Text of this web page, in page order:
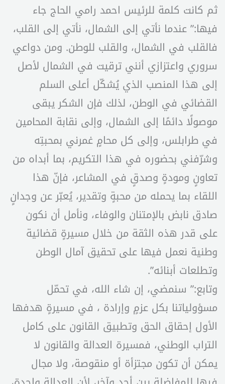
ثم كانت كلمة للرئيس احمد رامي الحاج جاء
فيها:” عندما نأتي إلى الشمال، نأتي إلى القلب،
فالقلب في الشمال، والقلب للوطن. ومن دواعي
سروري واعتزازي أنني ترقيت في الشمال لأصل
إلى هذا المنصب الذي يُشكّل أعلى السلم
القضائي في الوطن، لذلك فإن الشكر يبقى
موصولًا دائمًا إلى الشمال، وإلى نقابة المحامين
في طرابلس، وإلى كل محامٍ غمرني بمحبتِه
وشرّفني بحضوره في هذا التكريم، بما أبداه من
تعاونٍ ومودةٍ وصدقٍ في المشاعر، فإنّ هذا
اللقاء بما يحمله من محبةٍ وتقدير، يُعبّر عن وجدانٍ
صادق نابض بالإمتنان والوفاء، ونأمل أن نكون
على قدر هذه الثقة من خلال مسيرةٍ قضائية
وطنية نعمل فيها على تحقيق آمال الوطن
وتطلعات أبنائه”.
وتابع:” سنمضي، إن شاء الله، في تحمّل
مسؤولياتنا بكل عزمٍ وإرادة ، في مسيرةٍ هدفها
الأول إحقاق الحق وتطبيق القانون على كامل
التراب الوطني، فمسيرة العدالة والقانون لا
يمكن أن تكون مجتزأة أو منقوصة، ولا مجال